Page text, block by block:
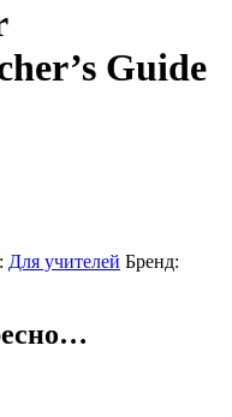
Guide
Для учителей Бренд: